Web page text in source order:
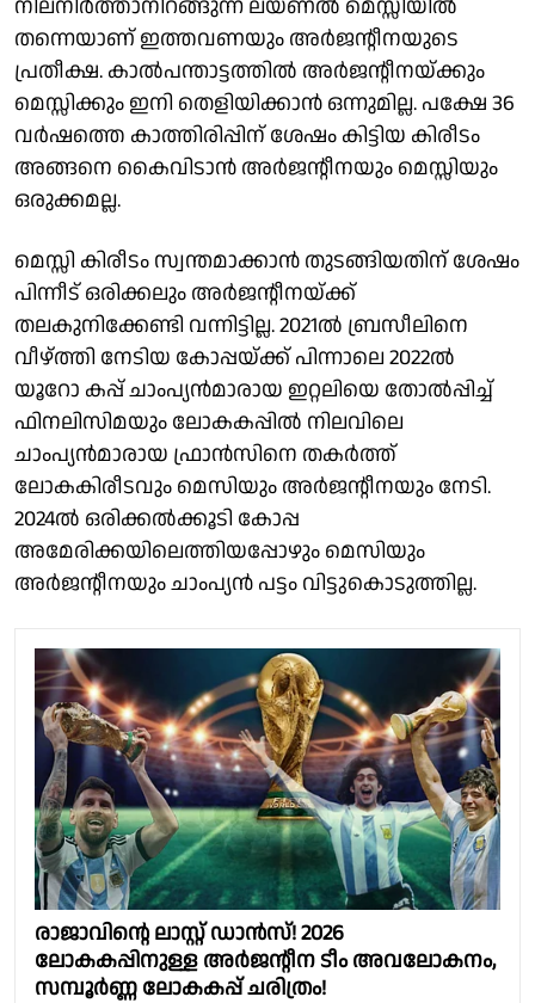
നിലനിർത്താനിറങ്ങുന്ന ലയണൽ മെസ്സിയിൽ
തന്നെയാണ് ഇത്തവണയും അർജൻ്റീനയുടെ
പ്രതീക്ഷ. കാൽപന്താട്ടത്തിൽ അർജൻ്റീനയ്ക്കും
മെസ്സിക്കും ഇനി തെളിയിക്കാൻ ഒന്നുമില്ല. പക്ഷേ 36
വർഷത്തെ കാത്തിരിപ്പിന് ശേഷം കിട്ടിയ കിരീടം
അങ്ങനെ കൈവിടാൻ അർജൻ്റീനയും മെസ്സിയും
ഒരുക്കമല്ല.
മെസ്സി കിരീടം സ്വന്തമാക്കാൻ തുടങ്ങിയതിന് ശേഷം
പിന്നീട് ഒരിക്കലും അർജൻ്റീനയ്ക്ക്
തലകുനിക്കേണ്ടി വന്നിട്ടില്ല. 2021ൽ ബ്രസീലിനെ
വീഴ്ത്തി നേടിയ കോപ്പയ്ക്ക് പിന്നാലെ 2022ൽ
യൂറോ കപ്പ് ചാംപ്യൻമാരായ ഇറ്റലിയെ തോൽപ്പിച്ച്
ഫിനലിസിമയും ലോകകപ്പിൽ നിലവിലെ
ചാംപ്യൻമാരായ ഫ്രാൻസിനെ തകർത്ത്
ലോകകിരീടവും മെസിയും അർജൻ്റീനയും നേടി.
2024ൽ ഒരിക്കൽക്കൂടി കോപ്പ
അമേരിക്കയിലെത്തിയപ്പോഴും മെസിയും
അർജൻ്റീനയും ചാംപ്യൻ പട്ടം വിട്ടുകൊടുത്തില്ല.
രാജാവിൻ്റെ ലാസ്റ്റ് ഡാൻസ്! 2026
ലോകകപ്പിനുള്ള അർജൻ്റീന ടീം അവലോകനം,
സമ്പൂർണ്ണ ലോകകപ്പ് ചരിത്രം!